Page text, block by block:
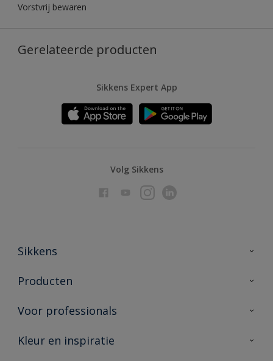
Vorstvrij bewaren
Gerelateerde producten
Sikkens Expert App
Volg Sikkens
Sikkens
Over Sikkens
Duurzaamheid
Producten
Producten voor binnen
Vind je verkooppunt
Voor professionals
Advies & service
Kleur en inspiratie